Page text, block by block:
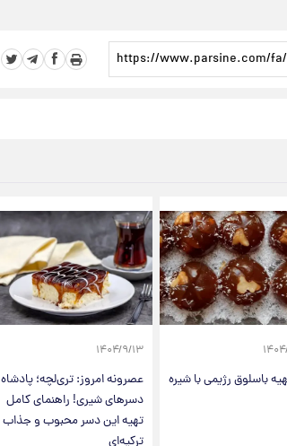
۱۴
باسلوق رژیمی با شیره
۱۴۰۴/۹/۱۳
عصرونه امروز: تری‌لچه؛ پادشاه
دسرهای شیری! راهنمای کامل
تهیه این دسر محبوب و جذاب
ترکیه‌ای